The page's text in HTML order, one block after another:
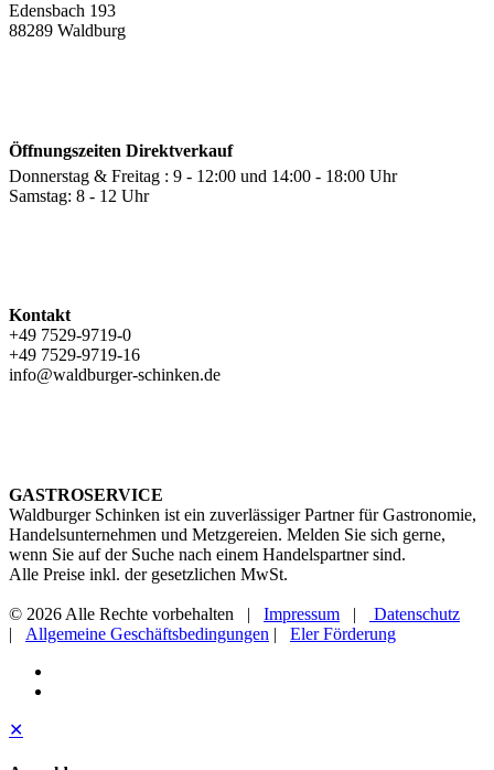
Edensbach 193
88289 Waldburg
Öffnungszeiten Direktverkauf
Donnerstag & Freitag : 9 - 12:00 und 14:00 - 18:00 Uhr
Samstag: 8 - 12 Uhr
Kontakt
+49 7529-9719-0
+49 7529-9719-16
info@waldburger-schinken.de
GASTROSERVICE
Waldburger Schinken ist ein zuverlässiger Partner für Gastronomie,
Handelsunternehmen und Metzgereien. Melden Sie sich gerne,
wenn Sie auf der Suche nach einem Handelspartner sind.
Alle Preise inkl. der gesetzlichen MwSt.
© 2026 Alle Rechte vorbehalten | Impressum |
Datenschutz
| Allgemeine Geschäftsbedingungen | Eler Förderung
✕